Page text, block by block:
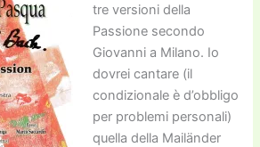
tre versioni della
Passione secondo
Giovanni a Milano. Io
dovrei cantare (il
condizionale è d’obbligo
per problemi personali)
quella della Mailänder